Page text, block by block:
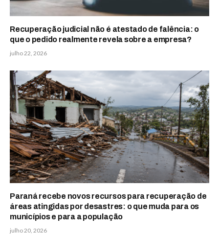
Recuperação judicial não é atestado de falência: o
que o pedido realmente revela sobre a empresa?
julho 22, 2026
Paraná recebe novos recursos para recuperação de
áreas atingidas por desastres: o que muda para os
municípios e para a população
julho 20, 2026